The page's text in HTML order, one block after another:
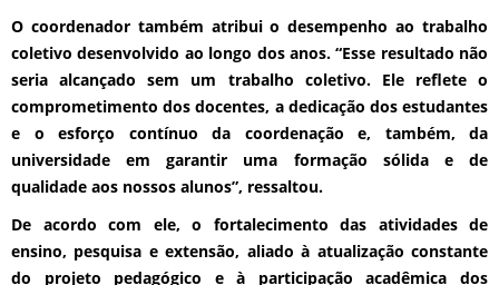
O coordenador também atribui o desempenho ao trabalho
coletivo desenvolvido ao longo dos anos. “Esse resultado não
seria alcançado sem um trabalho coletivo. Ele reflete o
comprometimento dos docentes, a dedicação dos estudantes
e o esforço contínuo da coordenação e, também, da
universidade em garantir uma formação sólida e de
qualidade aos nossos alunos”, ressaltou.
De acordo com ele, o fortalecimento das atividades de
ensino, pesquisa e extensão, aliado à atualização constante
do projeto pedagógico e à participação acadêmica dos